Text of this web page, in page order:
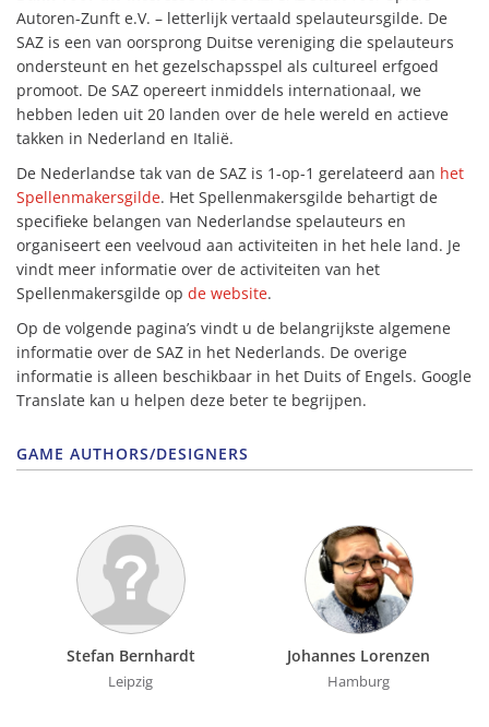
Autoren-Zunft e.V. – letterlijk vertaald spelauteursgilde. De
SAZ is een van oorsprong Duitse vereniging die spelauteurs
ondersteunt en het gezelschapsspel als cultureel erfgoed
promoot. De SAZ opereert inmiddels internationaal, we
hebben leden uit 20 landen over de hele wereld en actieve
takken in Nederland en Italië.
De Nederlandse tak van de SAZ is 1-op-1 gerelateerd aan het
Spellenmakersgilde. Het Spellenmakersgilde behartigt de
specifieke belangen van Nederlandse spelauteurs en
organiseert een veelvoud aan activiteiten in het hele land. Je
vindt meer informatie over de activiteiten van het
Spellenmakersgilde op de website.
Op de volgende pagina’s vindt u de belangrijkste algemene
informatie over de SAZ in het Nederlands. De overige
informatie is alleen beschikbaar in het Duits of Engels. Google
Translate kan u helpen deze beter te begrijpen.
GAME AUTHORS/DESIGNERS
Stefan Bernhardt
Leipzig
Johannes Lorenzen
Hamburg